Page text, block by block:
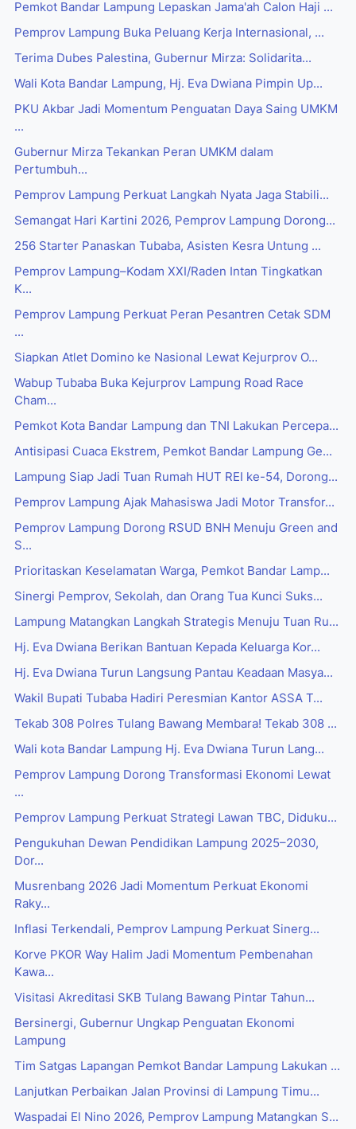
Pemkot Bandar Lampung Lepaskan Jama'ah Calon Haji ...
Pemprov Lampung Buka Peluang Kerja Internasional, ...
Terima Dubes Palestina, Gubernur Mirza: Solidarita...
Wali Kota Bandar Lampung, Hj. Eva Dwiana Pimpin Up...
PKU Akbar Jadi Momentum Penguatan Daya Saing UMKM
...
Gubernur Mirza Tekankan Peran UMKM dalam
Pertumbuh...
Pemprov Lampung Perkuat Langkah Nyata Jaga Stabili...
Semangat Hari Kartini 2026, Pemprov Lampung Dorong...
256 Starter Panaskan Tubaba, Asisten Kesra Untung ...
Pemprov Lampung–Kodam XXI/Raden Intan Tingkatkan
K...
Pemprov Lampung Perkuat Peran Pesantren Cetak SDM
...
Siapkan Atlet Domino ke Nasional Lewat Kejurprov O...
Wabup Tubaba Buka Kejurprov Lampung Road Race
Cham...
Pemkot Kota Bandar Lampung dan TNI Lakukan Percepa...
Antisipasi Cuaca Ekstrem, Pemkot Bandar Lampung Ge...
Lampung Siap Jadi Tuan Rumah HUT REI ke-54, Dorong...
Pemprov Lampung Ajak Mahasiswa Jadi Motor Transfor...
Pemprov Lampung Dorong RSUD BNH Menuju Green and
S...
Prioritaskan Keselamatan Warga, Pemkot Bandar Lamp...
Sinergi Pemprov, Sekolah, dan Orang Tua Kunci Suks...
Lampung Matangkan Langkah Strategis Menuju Tuan Ru...
Hj. Eva Dwiana Berikan Bantuan Kepada Keluarga Kor...
Hj. Eva Dwiana Turun Langsung Pantau Keadaan Masya...
Wakil Bupati Tubaba Hadiri Peresmian Kantor ASSA T...
Tekab 308 Polres Tulang Bawang Membara! Tekab 308 ...
Wali kota Bandar Lampung Hj. Eva Dwiana Turun Lang...
Pemprov Lampung Dorong Transformasi Ekonomi Lewat
...
Pemprov Lampung Perkuat Strategi Lawan TBC, Diduku...
Pengukuhan Dewan Pendidikan Lampung 2025–2030,
Dor...
Musrenbang 2026 Jadi Momentum Perkuat Ekonomi
Raky...
Inflasi Terkendali, Pemprov Lampung Perkuat Sinerg...
Korve PKOR Way Halim Jadi Momentum Pembenahan
Kawa...
Visitasi Akreditasi SKB Tulang Bawang Pintar Tahun...
Bersinergi, Gubernur Ungkap Penguatan Ekonomi
Lampung
Tim Satgas Lapangan Pemkot Bandar Lampung Lakukan ...
Lanjutkan Perbaikan Jalan Provinsi di Lampung Timu...
Waspadai El Nino 2026, Pemprov Lampung Matangkan S...